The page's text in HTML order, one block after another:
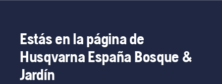
Estás en la página de
Husqvarna España Bosque &
Jardín